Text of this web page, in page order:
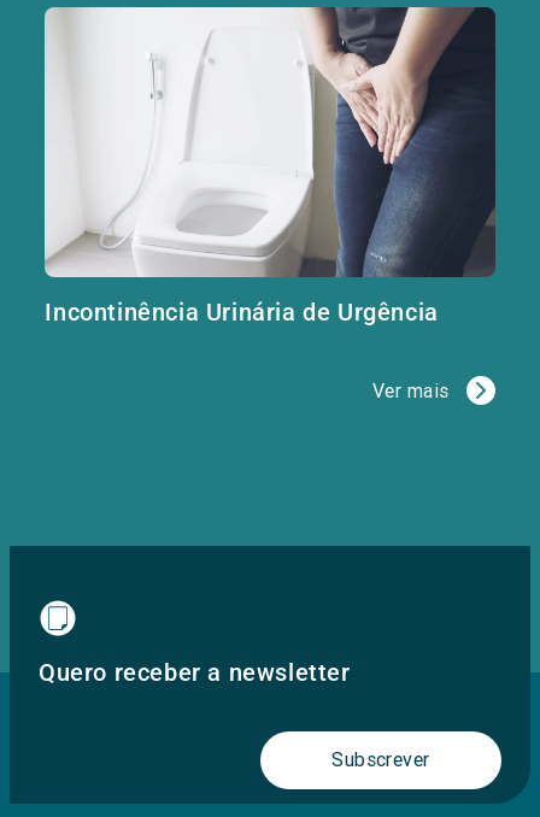
Incontinência Urinária de Urgência
Ver mais
Quero receber a newsletter
Subscrever